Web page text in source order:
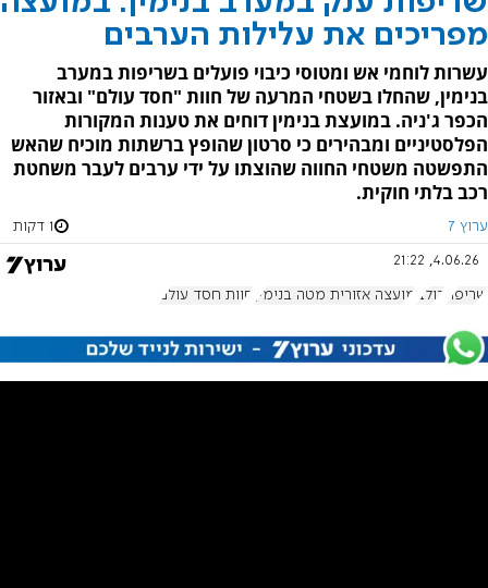
מפריכים את עלילות הערבים
עשרות לוחמי אש ומטוסי כיבוי פועלים בשריפות במערב
בנימין, שהחלו בשטחי המרעה של חוות "חסד עולם" ובאזור
הכפר ג'ניה. במועצת בנימין דוחים את טענות המקורות
הפלסטיניים ומבהירים כי סרטון שהופץ ברשתות מוכיח שהאש
התפשטה משטחי החווה שהוצתו על ידי ערבים לעבר משחטת
רכב בלתי חוקית.
ערוץ 7 1 דקות
4.06.26, 21:22
שריפה דולב מועצה אזורית מטה בנימין חוות חסד עולם